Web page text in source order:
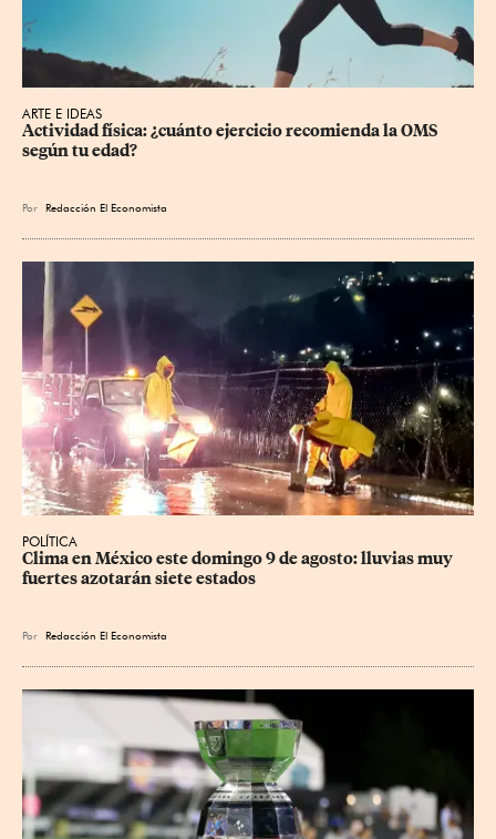
ARTE E IDEAS
Actividad física: ¿cuánto ejercicio recomienda la OMS
según tu edad?
Por Redacción El Economista
POLÍTICA
Clima en México este domingo 9 de agosto: lluvias muy
fuertes azotarán siete estados
Por Redacción El Economista